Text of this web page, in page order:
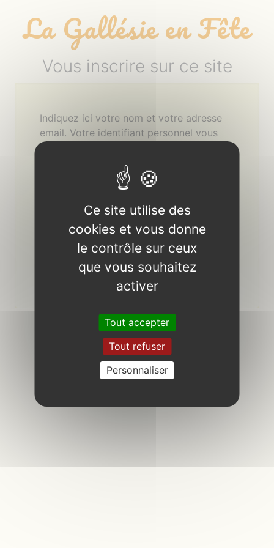
La Gallésie en Fête
Vous inscrire sur ce site
Indiquez ici votre nom et votre adresse
email. Votre identifiant personnel vous
parviendra rapidement, par courrier
Votre nom ou votre pseudo
Votre adresse email
Se connecter
retour au site public
Ce site utilise des
cookies et vous donne
le contrôle sur ceux
que vous souhaitez
activer
Tout accepter
Tout refuser
Personnaliser